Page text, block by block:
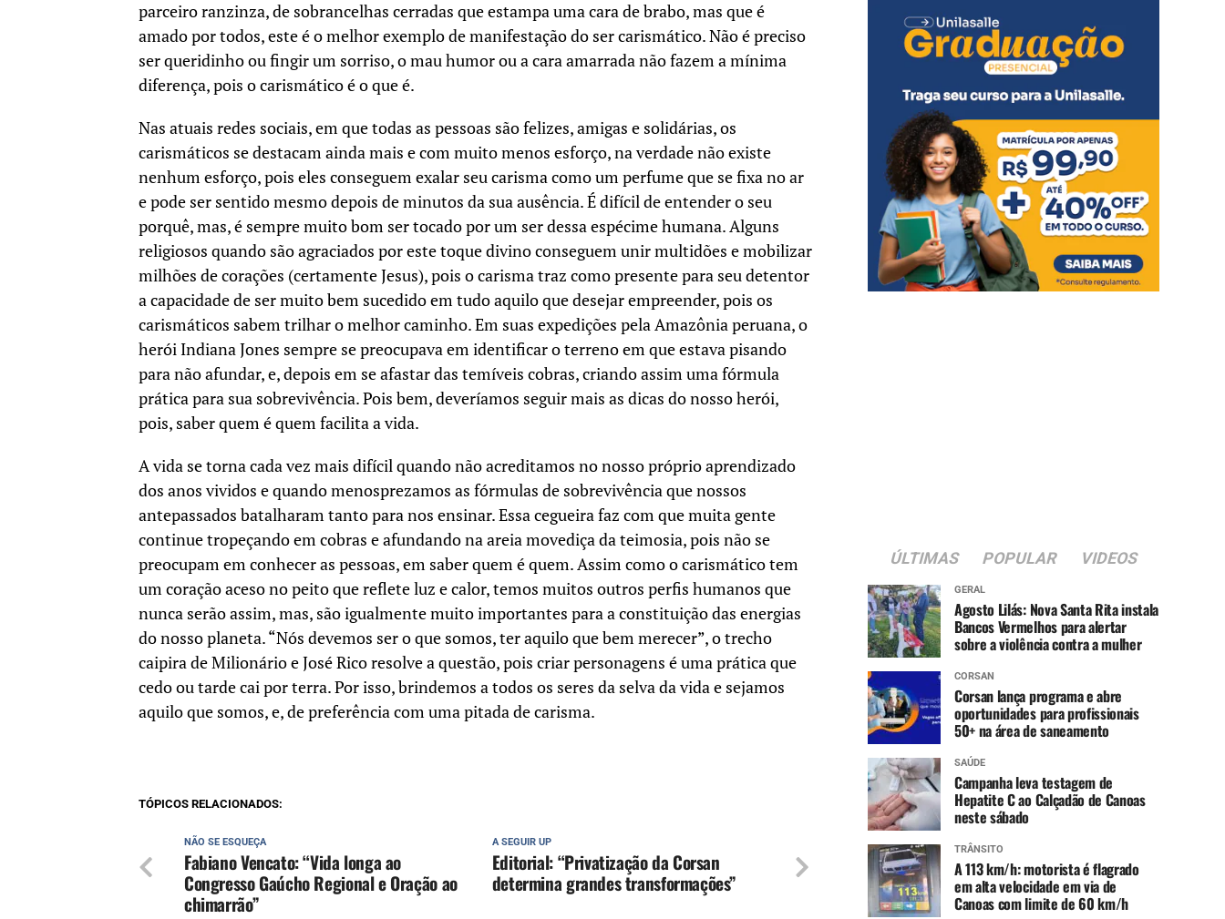
parceiro ranzinza, de sobrancelhas cerradas que estampa uma cara de brabo, mas que é
amado por todos, este é o melhor exemplo de manifestação do ser carismático. Não é preciso
ser queridinho ou fingir um sorriso, o mau humor ou a cara amarrada não fazem a mínima
diferença, pois o carismático é o que é.
Nas atuais redes sociais, em que todas as pessoas são felizes, amigas e solidárias, os
carismáticos se destacam ainda mais e com muito menos esforço, na verdade não existe
nenhum esforço, pois eles conseguem exalar seu carisma como um perfume que se fixa no ar
e pode ser sentido mesmo depois de minutos da sua ausência. É difícil de entender o seu
porquê, mas, é sempre muito bom ser tocado por um ser dessa espécimehumana. Alguns
religiosos quando são agraciados por este toque divino conseguem unir multidões e mobilizar
milhões de corações (certamente Jesus), pois o carisma traz como presente para seu detentor
a capacidade de ser muito bem sucedido em tudo aquilo que desejar empreender, pois os
carismáticos sabem trilhar o melhor caminho. Em suas expedições pela Amazônia peruana, o
herói Indiana Jones sempre se preocupava em identificar o terreno em que estava pisando
para não afundar, e, depois em se afastar das temíveis cobras, criando assim uma fórmula
prática para sua sobrevivência. Pois bem, deveríamos seguir mais as dicas do nosso herói,
pois, saber quem é quem facilita a vida.
A vida se torna cada vez mais difícil quando não acreditamos no nosso próprio aprendizado
dos anos vividos e quando menosprezamos as fórmulas de sobrevivência que nossos
antepassados batalharam tanto para nos ensinar. Essa cegueira faz com que muita gente
continue tropeçando em cobras e afundando na areia movediça da teimosia, pois não se
preocupam em conhecer as pessoas, em saber quem é quem. Assim como o carismático tem
um coração aceso no peito que reflete luz e calor, temos muitos outros perfis humanos que
nunca serão assim, mas, são igualmente muito importantes para a constituição das energias
do nosso planeta. “Nós devemos ser o que somos, ter aquilo que bem merecer”, o trecho
caipira de Milionário e José Rico resolve a questão, pois criar personagens é uma prática que
cedo ou tarde cai por terra. Por isso, brindemos a todos os seres da selva da vida e sejamos
aquilo que somos, e, de preferência com uma pitada de carisma.
TÓPICOS RELACIONADOS:
A SEGUIR UP
Editorial: “Privatização da Corsan
determina grandes transformações”
NÃO SE ESQUEÇA
Fabiano Vencato: “Vida longa ao
Congresso Gaúcho Regional e Oração ao
chimarrão”
ÚLTIMAS POPULAR VIDEOS
GERAL
Agosto Lilás: Nova Santa Rita instala
Bancos Vermelhos para alertar
sobre a violência contra a mulher
CORSAN
Corsan lança programa e abre
oportunidades para profissionais
50+ na área de saneamento
SAÚDE
Campanha leva testagem de
Hepatite C ao Calçadão de Canoas
neste sábado
TRÂNSITO
A 113 km/h: motorista é flagrado
em alta velocidade em via de
Canoas com limite de 60 km/h